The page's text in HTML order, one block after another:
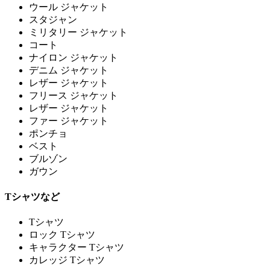
ウール ジャケット
スタジャン
ミリタリー ジャケット
コート
ナイロン ジャケット
デニム ジャケット
レザー ジャケット
フリース ジャケット
レザー ジャケット
ファー ジャケット
ポンチョ
ベスト
ブルゾン
ガウン
Tシャツなど
Tシャツ
ロック Tシャツ
キャラクター Tシャツ
カレッジ Tシャツ